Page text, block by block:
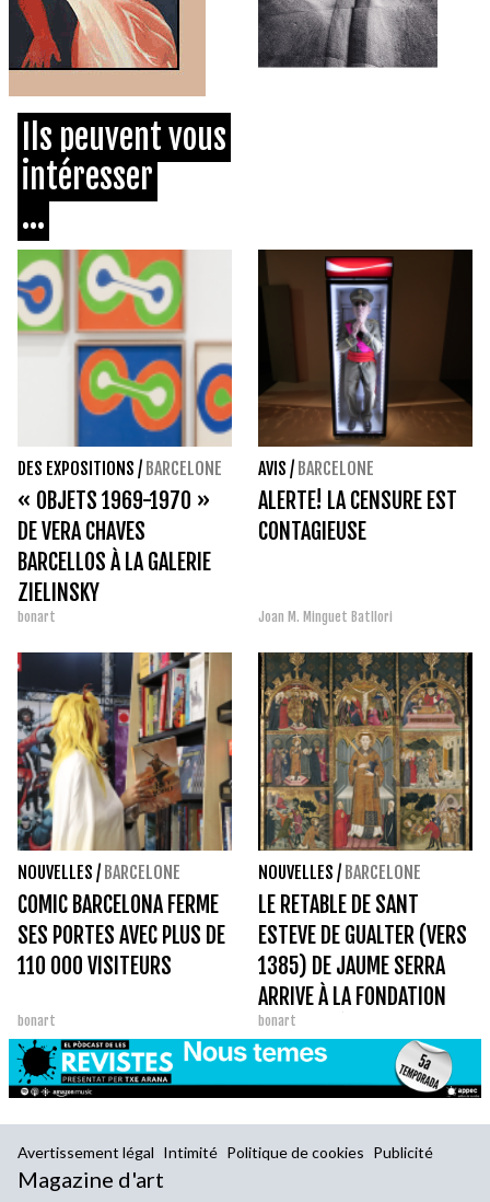
Ils peuvent vous
intéresser
...
DES EXPOSITIONS / BARCELONE
« OBJETS 1969-1970 »
DE VERA CHAVES
BARCELLOS À LA GALERIE
ZIELINSKY
bonart
AVIS / BARCELONE
ALERTE! LA CENSURE EST
CONTAGIEUSE
Joan M. Minguet Batllori
NOUVELLES / BARCELONE
COMIC BARCELONA FERME
SES PORTES AVEC PLUS DE
110 000 VISITEURS
bonart
NOUVELLES / BARCELONE
LE RETABLE DE SANT
ESTEVE DE GUALTER (VERS
1385) DE JAUME SERRA
ARRIVE À LA FONDATION
JOAN MIRÓ
bonart
Avertissement légal Intimité Politique de cookies Publicité
Magazine d'art